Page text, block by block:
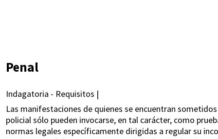
Penal
Indagatoria - Requisitos |
Las manifestaciones de quienes se encuentran
policial sólo pueden invocarse, en tal carácter, como
normas legales específicamente dirigidas a regular su